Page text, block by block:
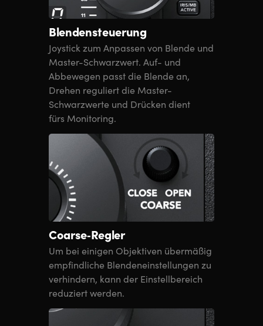
Blendensteuerung
Joystick zum Anpassen von Blende und
Master-Schwarzwert. Auf- und
Abbewegen passt die Blende an,
Drehen reguliert die Master-
Schwarzwerte und Drücken dient
fürs Monitoring.
Coarse‑Regler
Um bei einigen Objektiven übermäßig
empfindliche Blendeneinstellungen zu
verhindern, kann der Einstellbereich
reduziert werden.